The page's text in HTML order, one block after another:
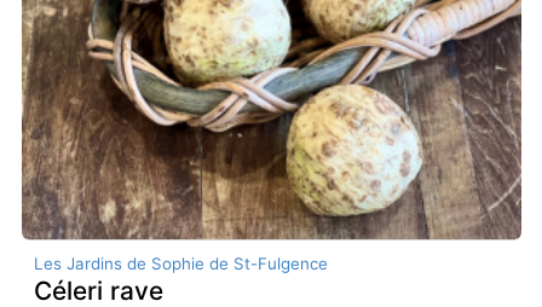
Les Jardins de Sophie de St-Fulgence
Céleri rave